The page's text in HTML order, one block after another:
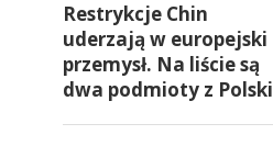
Restrykcje Chin
uderzają w europejski
przemysł. Na liście są
dwa podmioty z Polski